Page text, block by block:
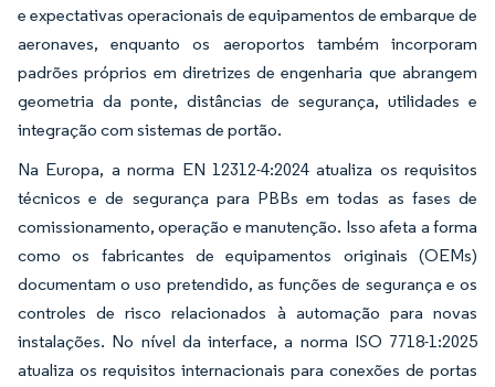
e expectativas operacionais de equipamentos de embarque de
aeronaves, enquanto os aeroportos também incorporam
padrões próprios em diretrizes de engenharia que abrangem
geometria da ponte, distâncias de segurança, utilidades e
integração com sistemas de portão.
Na Europa, a norma EN 12312-4:2024 atualiza os requisitos
técnicos e de segurança para PBBs em todas as fases de
comissionamento, operação e manutenção. Isso afeta a forma
como os fabricantes de equipamentos originais (OEMs)
documentam o uso pretendido, as funções de segurança e os
controles de risco relacionados à automação para novas
instalações. No nível da interface, a norma ISO 7718-1:2025
atualiza os requisitos internacionais para conexões de portas